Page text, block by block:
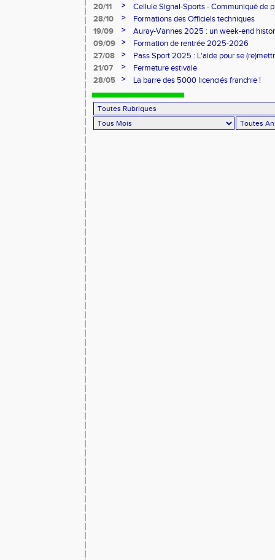
20/11
>
Cellule Signal-Sports - Communiqué de
Sports
28/10 >
Formations des Officiels techniques
19/09
>
Auray-Vannes 2025 : un week-end
marathon breton
09/09 >
Formation de rentrée 2025-2026
27/08
>
Pass Sport 2025 : L'aide pour se
21/07
>
Fermeture estivale
28/05
> La barre des 5000 licenciés franchie !